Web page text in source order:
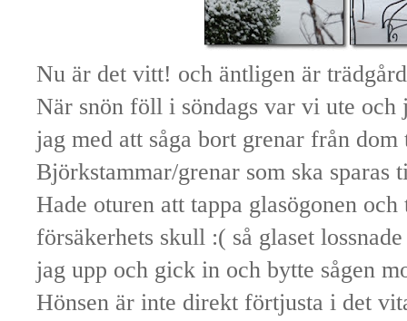
Nu är det vitt! och äntligen är
När snön föll i söndags var vi ute och
jag med att såga bort grenar från dom
Björkstammar/grenar som ska
Hade oturen att tappa glasögonen
försäkerhets skull :( så glaset
jag upp och gick in och bytte sågen
Hönsen är inte direkt förtjusta i det